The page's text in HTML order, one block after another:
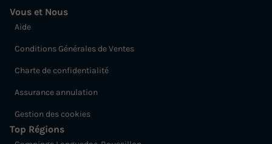
Vous et Nous
Aide
Conditions Générales de Ventes
Charte de confidentialité
Assurance annulation
Gestion des cookies
Top Régions